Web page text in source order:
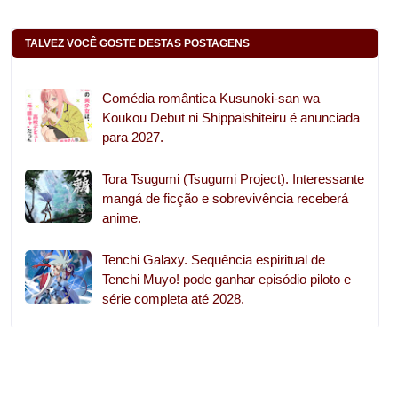
TALVEZ VOCÊ GOSTE DESTAS POSTAGENS
Comédia romântica Kusunoki-san wa
Koukou Debut ni Shippaishiteiru é anunciada
para 2027.
Tora Tsugumi (Tsugumi Project). Interessante
mangá de ficção e sobrevivência receberá
anime.
Tenchi Galaxy. Sequência espiritual de
Tenchi Muyo! pode ganhar episódio piloto e
série completa até 2028.